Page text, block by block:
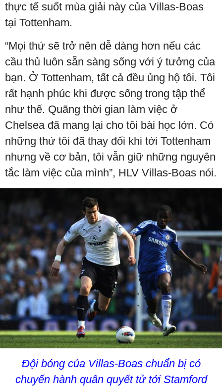
thực tế suốt mùa giải này của Villas-Boas
tại Tottenham.
“Mọi thứ sẽ trở nên dễ dàng hơn nếu các
cầu thủ luôn sẵn sàng sống với ý tưởng của
bạn. Ở Tottenham, tất cả đều ủng hộ tôi. Tôi
rất hạnh phúc khi được sống trong tập thể
như thế. Quãng thời gian làm việc ở
Chelsea đã mang lại cho tôi bài học lớn. Có
những thứ tôi đã thay đổi khi tới Tottenham
nhưng về cơ bản, tôi vẫn giữ những nguyên
tắc làm việc của mình”, HLV Villas-Boas nói.
Đội bóng của Villas-Boas chuẩn bị có
chuyến hành quân quyết tử tới Stamford